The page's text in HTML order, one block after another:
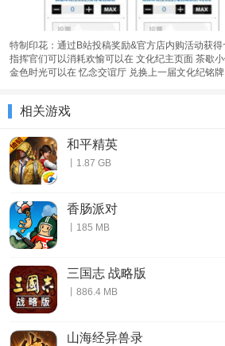
特制印花：通过B站投稿奖励&官方店内购活动获得
指挥官们可以消耗欢愉可以在 文化纪主页面 茶歇
金色时光可以在 忆念交谊厅 兑换上一届文化纪铭牌
相关游戏
和平精英
丨1.87 GB
香肠派对
丨185 MB
三国志 战略版
丨886.4 MB
山海经异兽录